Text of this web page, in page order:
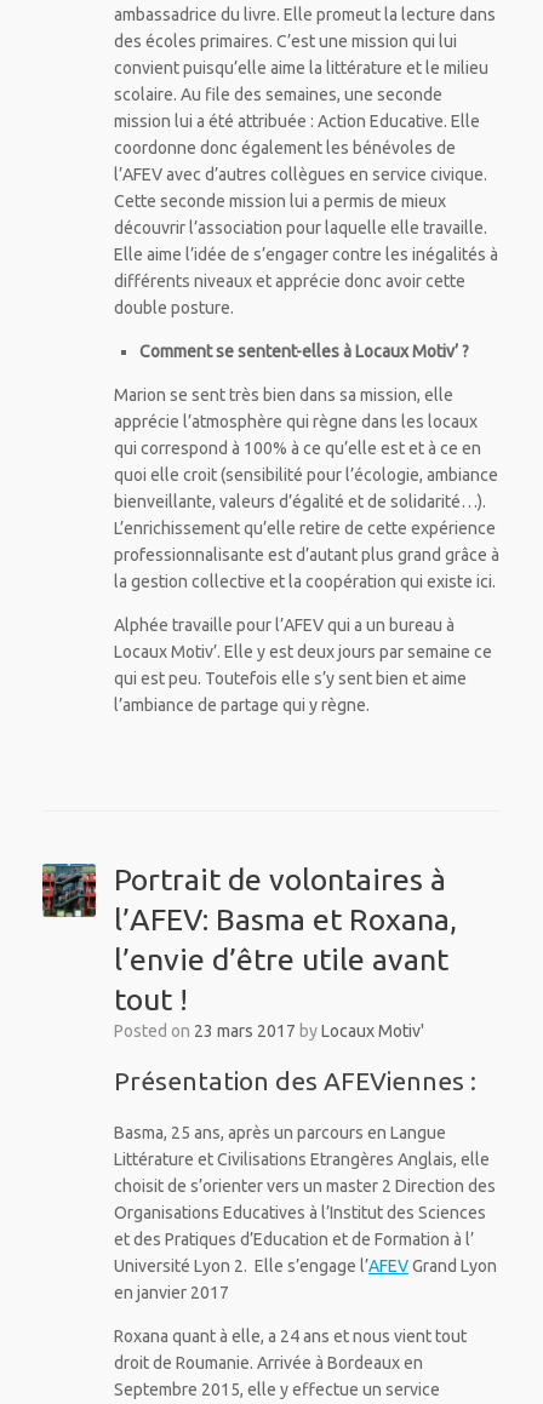
ambassadrice du livre. Elle promeut la lecture dans
des écoles primaires. C’est une mission qui lui
convient puisqu’elle aime la littérature et le milieu
scolaire. Au file des semaines, une seconde
mission lui a été attribuée : Action Educative. Elle
coordonne donc également les bénévoles de
l’AFEV avec d’autres collègues en service civique.
Cette seconde mission lui a permis de mieux
découvrir l’association pour laquelle elle travaille.
Elle aime l’idée de s’engager contre les inégalités à
différents niveaux et apprécie donc avoir cette
double posture.
Comment se sentent-elles à Locaux Motiv’ ?
Marion se sent très bien dans sa mission, elle
apprécie l’atmosphère qui règne dans les locaux
qui correspond à 100% à ce qu’elle est et à ce en
quoi elle croit (sensibilité pour l’écologie, ambiance
bienveillante, valeurs d’égalité et de solidarité…).
L’enrichissement qu’elle retire de cette expérience
professionnalisante est d’autant plus grand grâce à
la gestion collective et la coopération qui existe ici.
Alphée travaille pour l’AFEV qui a un bureau à
Locaux Motiv’. Elle y est deux jours par semaine ce
qui est peu. Toutefois elle s’y sent bien et aime
l’ambiance de partage qui y règne.
Portrait de volontaires à
l’AFEV: Basma et Roxana,
l’envie d’être utile avant
tout !
Posted on 23 mars 2017 byLocaux Motiv'
Présentation des AFEViennes :
Basma, 25 ans, après un parcours en Langue
Littérature et Civilisations Etrangères Anglais, elle
choisit de s’orienter vers un master 2 Direction des
Organisations Educatives à l’Institut des Sciences
et des Pratiques d’Education et de Formation à l’
Université Lyon 2. Elle s’engage l’AFEVGrand Lyon
en janvier 2017
Roxana quant à elle, a 24 ans et nous vient tout
droit de Roumanie. Arrivée à Bordeaux en
Septembre 2015, elle y effectue un service